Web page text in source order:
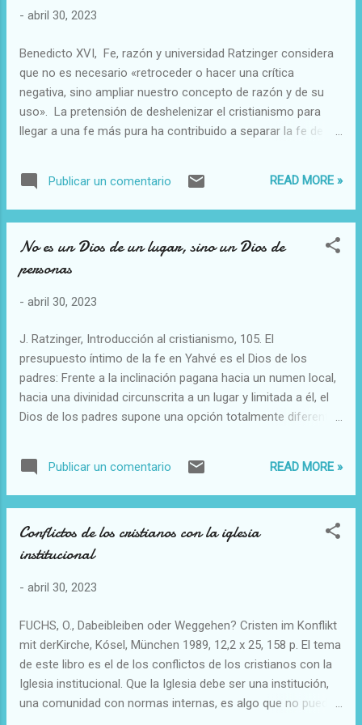
- abril 30, 2023
Benedicto XVI, Fe, razón y universidad Ratzinger considera
que no es necesario «retroceder o hacer una crítica
negativa, sino ampliar nuestro concepto de razón y de su
uso». La pretensión de deshelenizar el cristianismo para
llegar a una fe más pura ha contribuido a separar la fe de la
teología, «como ciencia que se interroga sobre la razón de
la fe, debe encontrar espacio en la universidad y en el amplio
está amenazado por esta aversión contra los interrogantes
fundamentales de su razón, y así sólo puede sufrir una gran
no la negación de su grandeza, es el programa con el que
entra en el debate de nuestro tiempo .
Publicar un comentario READ MORE »
No es un Dios de un lugar, sino un Dios de
personas
- abril 30, 2023
J. Ratzinger, Introducción al cristianismo, 105. El
presupuesto íntimo de la fe en Yahvé es el Dios de los
padres: Frente a la inclinación pagana hacia un numen local,
hacia una divinidad circunscrita a un lugar y limitada a él, el
Dios de los padres supone una opción totalmente diferente.
decidirse los padres de Israel por El, hicieron una opción de
capital importancia, pues se decidieron por el numen
personale y no por el numen locale, por el Dios personal
plano del yo-tú y en él se concibe, no por el Dios vinculado
sobre todo a un lugar sagrado.
Publicar un comentario READ MORE »
Conflictos de los cristianos con la iglesia
institucional
- abril 30, 2023
FUCHS, O., Dabeibleiben oder Weggehen? Cristen im Konflikt
mit derKirche, Kósel, München 1989, 12,2 x 25, 158 p. El tema
de este libro es el de los conflictos de los cristianos con la
Iglesia institucional. Que la Iglesia debe ser una institución,
una comunidad con normas internas, es algo que no puede